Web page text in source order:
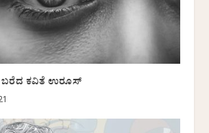
ಬರೆದ ಕವಿತೆ ಉರೂಸ್